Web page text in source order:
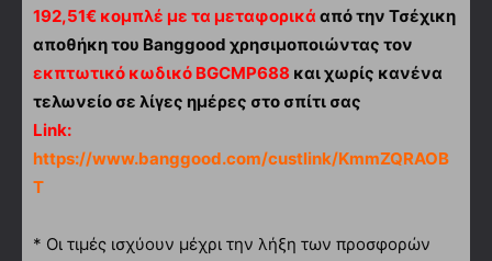
192,51€ κομπλέ με τα μεταφορικά από την Τσέχικη
αποθήκη του Banggood χρησιμοποιώντας τον
εκπτωτικό κωδικό BGCMP688 και χωρίς κανένα
τελωνείο σε λίγες ημέρες στο σπίτι σας
Link:
https://www.banggood.com/custlink/KmmZQRAOB
T
* Οι τιμές ισχύουν μέχρι την λήξη των προσφορών